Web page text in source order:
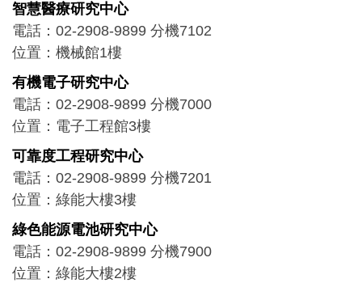
智慧醫療研究中心
電話：02-2908-9899 分機7102
位置：機械館1樓
有機電子研究中心
電話：02-2908-9899 分機7000
位置：電子工程館3樓
可靠度工程研究中心
電話：02-2908-9899 分機7201
位置：綠能大樓3樓
綠色能源電池研究中心
電話：02-2908-9899 分機7900
位置：綠能大樓2樓